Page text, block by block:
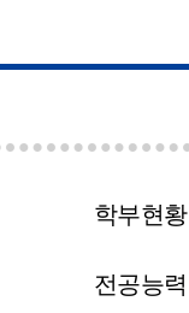
학부현황
전공능력